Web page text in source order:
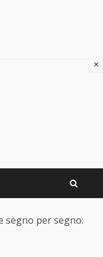
segno per segno:
×